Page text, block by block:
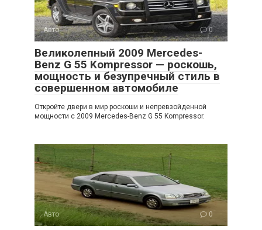
Авто 0
Великолепный 2009 Mercedes-
Benz G 55 Kompressor — роскошь,
мощность и безупречный стиль в
совершенном автомобиле
Откройте двери в мир роскоши и непревзойденной
мощности с 2009 Mercedes-Benz G 55 Kompressor.
Авто 0